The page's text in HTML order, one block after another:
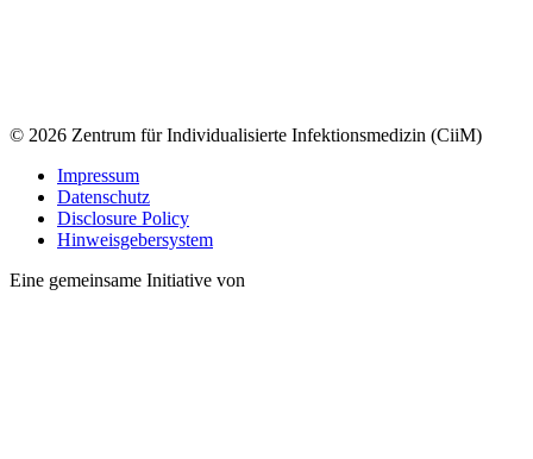
© 2026 Zentrum für Individualisierte Infektionsmedizin (CiiM)
Impressum
Datenschutz
Disclosure Policy
Hinweisgebersystem
Eine gemeinsame Initiative von